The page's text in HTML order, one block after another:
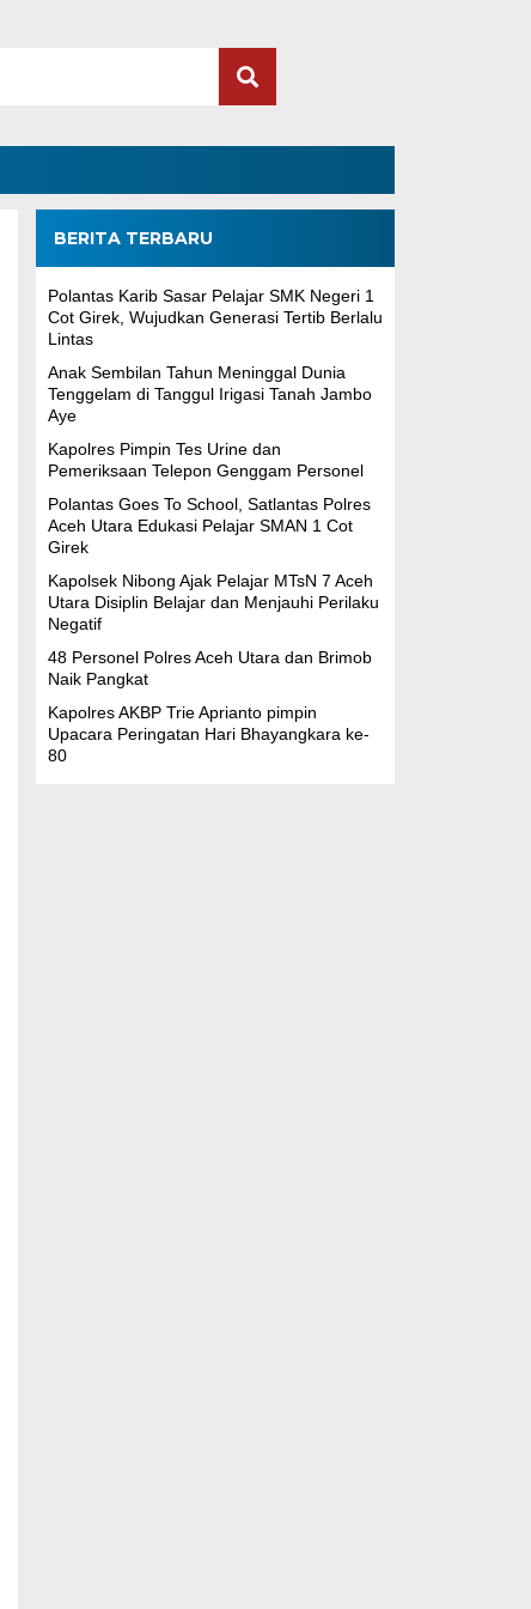
BERITA TERBARU
Polantas Karib Sasar Pelajar SMK Negeri 1
Cot Girek, Wujudkan Generasi Tertib Berlalu
Lintas
Anak Sembilan Tahun Meninggal Dunia
Tenggelam di Tanggul Irigasi Tanah Jambo
Aye
Kapolres Pimpin Tes Urine dan
Pemeriksaan Telepon Genggam Personel
Polantas Goes To School, Satlantas Polres
Aceh Utara Edukasi Pelajar SMAN 1 Cot
Girek
Kapolsek Nibong Ajak Pelajar MTsN 7 Aceh
Utara Disiplin Belajar dan Menjauhi Perilaku
Negatif
48 Personel Polres Aceh Utara dan Brimob
Naik Pangkat
Kapolres AKBP Trie Aprianto pimpin
Upacara Peringatan Hari Bhayangkara ke-
80